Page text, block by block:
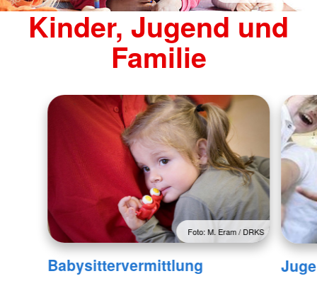
Kinder, Jugend und
Familie
Foto: M. Eram / DRKS
Babysittervermittlung